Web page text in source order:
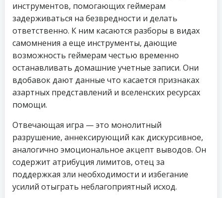
инструментов, помогающих геймерам
задерживаться на безвредности и делать
ответственно. К ним касаются разборы в видах
самомнения а еще инструменты, дающие
возможность геймерам честью временно
останавливать домашние учетные записи. Они
вдобавок дают данные что касается признаках
азартных представлений и вселенских ресурсах
помощи.
Отвечающая игра — это монолитный
разрушение, аннексирующий как дискурсивное,
аналогично эмоциональное акцепт выводов. Он
содержит атрибуция лимитов, отец за
поддержкая зли необходимости и избегание
усилий отыграть неблагоприятный исход.